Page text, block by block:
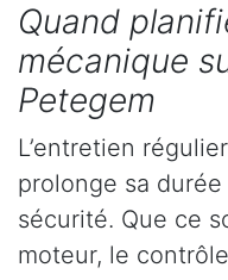
Quand
mécanique
Petegem
L’entretien
prolonge sa
sécurité. Que ce
moteur, le